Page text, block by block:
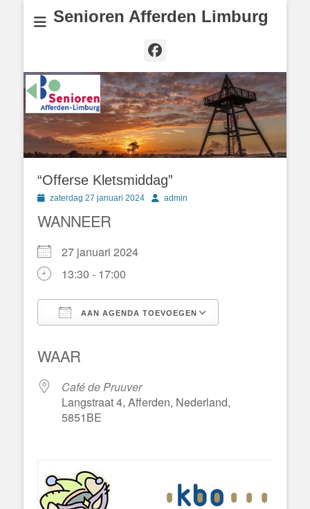
Senioren Afferden Limburg
Facebook
“Offerse Kletsmiddag”
Geplaatst
zaterdag 27 januari 2024 Authoradmin
WANNEER
27 januari 2024
13:30 - 17:00
AAN AGENDA TOEVOEGEN
WAAR
Café de Pruuver
Langstraat 4, Afferden, Nederland,
5851BE